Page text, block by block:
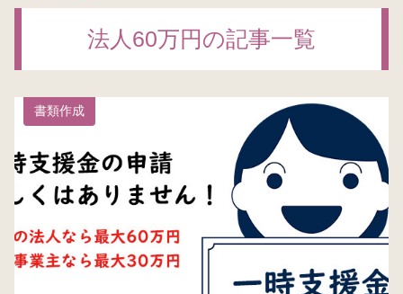
法人60万円の記事一覧
書類作成